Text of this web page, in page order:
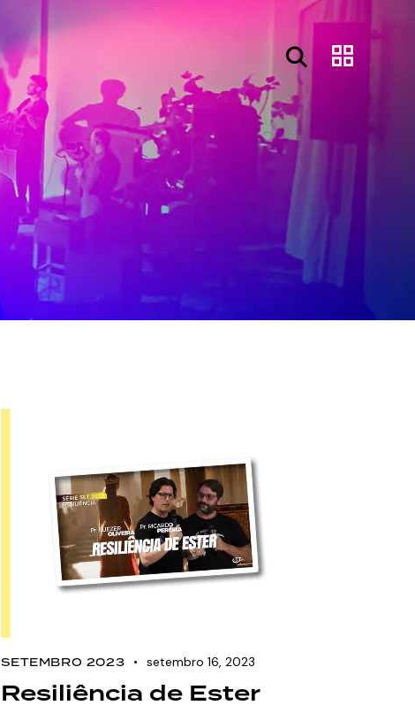
SETEMBRO 2023 setembro 16, 2023
Resiliência de Ester